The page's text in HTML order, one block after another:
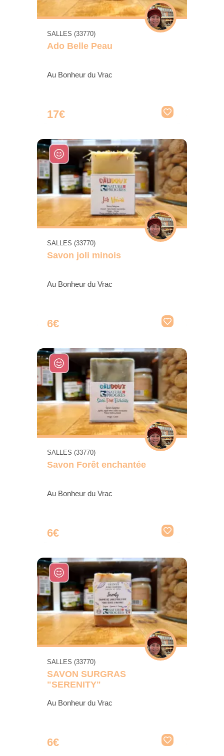
SALLES (33770)
Ado Belle Peau
Au Bonheur du Vrac
17€
SALLES (33770)
Savon joli minois
Au Bonheur du Vrac
6€
SALLES (33770)
Savon Forêt enchantée
Au Bonheur du Vrac
6€
SALLES (33770)
SAVON SURGRAS
"SERENITY"
Au Bonheur du Vrac
6€